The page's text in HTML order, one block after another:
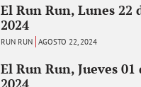
El Run Run, Lunes 22
2024
RUN RUN AGOSTO 22, 2024
El Run Run, Jueves 01
2024